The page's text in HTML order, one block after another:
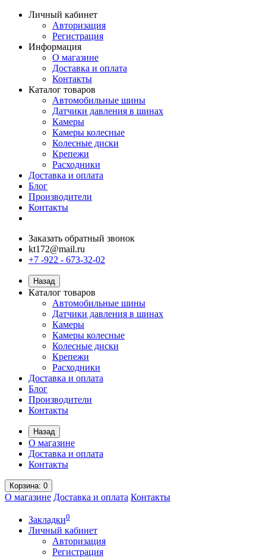
Личный кабинет
Авторизация
Регистрация
Информация
О магазине
Доставка и оплата
Контакты
Каталог товаров
Автомобильные шины
Датчики давления в шинах
Камеры
Камеры колесные
Колесные диски
Крепежи
Расходники
Доставка и оплата
Блог
Производители
Контакты
Заказать обратный звонок
kt172@mail.ru
+7 -922 - 673-32-02
Назад
Каталог товаров
Автомобильные шины
Датчики давления в шинах
Камеры
Камеры колесные
Колесные диски
Крепежи
Расходники
Доставка и оплата
Блог
Производители
Контакты
Назад
О магазине
Доставка и оплата
Контакты
Корзина: 0
О магазине Доставка и оплата Контакты
Закладки0
Личный кабинет
Авторизация
Регистрация